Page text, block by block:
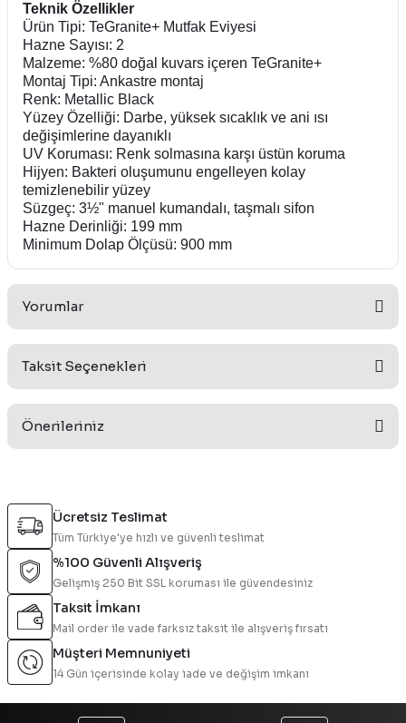
Teknik Özellikler
Ürün Tipi: TeGranite+ Mutfak Eviyesi
Hazne Sayısı: 2
Malzeme: %80 doğal kuvars içeren TeGranite+
Montaj Tipi: Ankastre montaj
Renk: Metallic Black
Yüzey Özelliği: Darbe, yüksek sıcaklık ve ani ısı
değişimlerine dayanıklı
UV Koruması: Renk solmasına karşı üstün koruma
Hijyen: Bakteri oluşumunu engelleyen kolay
temizlenebilir yüzey
Süzgeç: 3½" manuel kumandalı, taşmalı sifon
Hazne Derinliği: 199 mm
Minimum Dolap Ölçüsü: 900 mm
Yorumlar
Yorum Yaz
Taksit Seçenekleri
Önerileriniz
konularda yetersiz gördüğünüz noktaları öneri formunu
kullanarak tarafımıza iletebilirsiniz.
Görüş ve önerileriniz için teşekkür ederiz.
Ürün resmi kalitesiz, bozuk veya görüntülenemiyor.
Ürün açıklamasında eksik bilgiler bulunuyor.
Ürün bilgilerinde hatalar bulunuyor.
Ürün fiyatı diğer sitelerden daha pahalı.
Ücretsiz Teslimat
Tüm Türkiye'ye hızlı ve güvenli teslimat
%100 Güvenli Alışveriş
Gelişmiş 250 Bit SSL koruması ile güvendesiniz
Taksit İmkanı
Mail order ile vade farksız taksit ile alışveriş fırsatı
Müşteri Memnuniyeti
14 Gün içerisinde kolay iade ve değişim imkanı